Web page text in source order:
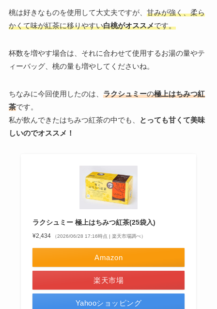
桃は好きなものを使用して大丈夫ですが、 甘みが強く、柔ら
かくて味が紅茶に移りやすい白桃がオススメです。
杯数を増やす場合は、それに合わせて使用するお湯の量やテ
ィーバッグ、桃の量も増やしてくださいね。
ちなみに今回使用したのは、 ラクシュミーの極上はちみつ紅
茶です。
私が飲んできたはちみつ紅茶の中でも、
とっても甘くて美味
しいのでオススメ！
ラクシュミー 極上はちみつ紅茶(25袋入)
¥2,434 （2026/06/28 17:16時点 | 楽天市場調べ）
Amazon
楽天市場
Yahooショッピング